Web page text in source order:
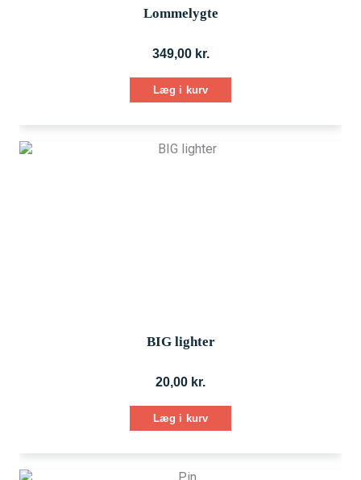
Lommelygte
349,00 kr.
Læg i kurv
BIG lighter
20,00 kr.
Læg i kurv